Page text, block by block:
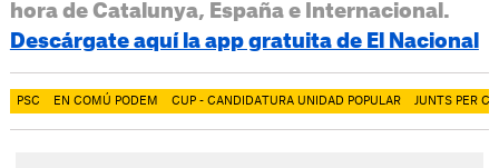
hora de Catalunya, España e Internacional.
Descárgate aquí la app gratuita de El Nacional
PSC EN COMÚ PODEM CUP - CANDIDATURA UNIDAD POPULAR JUNTS PER